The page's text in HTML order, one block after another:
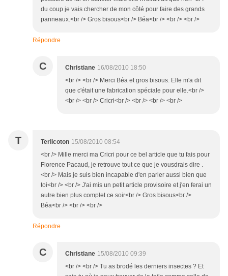
du coup je vais chercher de mon côté pour faire des grands
panneaux.<br /> Gros bisous<br /> Béa<br /> <br /> <br />
Répondre
C Christiane 16/08/2010 18:50
<br /> <br /> Merci Béa et gros bisous. Elle m'a dit
que c'était une fabrication spéciale pour elle.<br />
<br /> <br /> Cricri<br /> <br /> <br /> <br />
T Terlicoton 15/08/2010 08:54
<br /> Mille merci ma Cricri pour ce bel article que tu fais pour
Florence Pacaud, je retrouve tout ce que je vousdrais dire .
<br /> Mais je suis bien incapable d'en parler aussi bien que
toi<br /> <br /> J'ai mis un petit article provisoire et j'en ferai un
autre bien plus complet ce soir<br /> Gros bisous<br />
Béa<br /> <br /> <br />
Répondre
C Christiane 15/08/2010 09:39
<br /> <br /> Tu as brodé les derniers insectes ? Et